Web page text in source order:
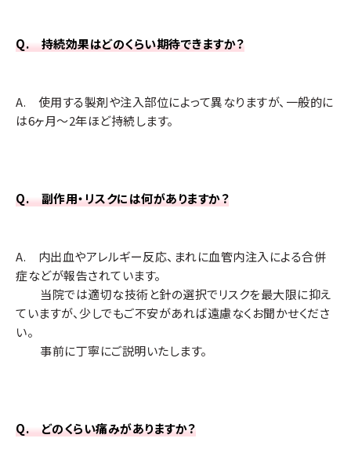
非常に柔らかいヒアルロン酸製剤
高い若返り効果
お肌の潤いを保つ効果が最大9ヵ月ほど持続する
ジュビダームビスタ ボライトの適応部位
お肌の潤い・弾力の向上、くすみ・小じわの改善
Q. 持続効果はどのくらい期待できますか？
A. 使用する製剤や注入部位によって異なりますが、一般的に
は6ヶ月〜2年ほど持続します。
Q. 副作用・リスクには何がありますか？
A. 内出血やアレルギー反応、まれに血管内注入による合併
症などが報告されています。
当院では適切な技術と針の選択でリスクを最大限に抑え
ていますが、少しでもご不安があれば遠慮なくお聞かせくださ
い。
事前に丁寧にご説明いたします。
Q. どのくらい痛みがありますか？